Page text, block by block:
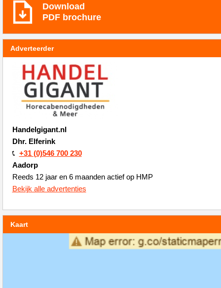
Download
PDF brochure
Adverteerder
Handelgigant.nl
Dhr. Elferink
+31 (0)546 700 230
Aadorp
Reeds 12 jaar en 6 maanden actief op HMP
Bekijk alle advertenties
Kaart